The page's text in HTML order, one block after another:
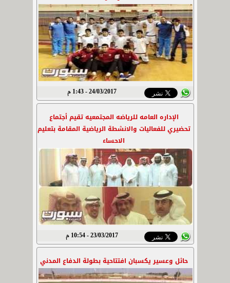
24/03/2017 - 1:43 م
الإداره العامه للرياضه المجتمعيه تقيم أجتماع
تحضيري للفعاليات والانشطة الرياضية المقامة بتعليم
الاحساء
23/03/2017 - 10:54 م
حائل وعسير يكسبان افتتاحية بطولة الدفاع المدني